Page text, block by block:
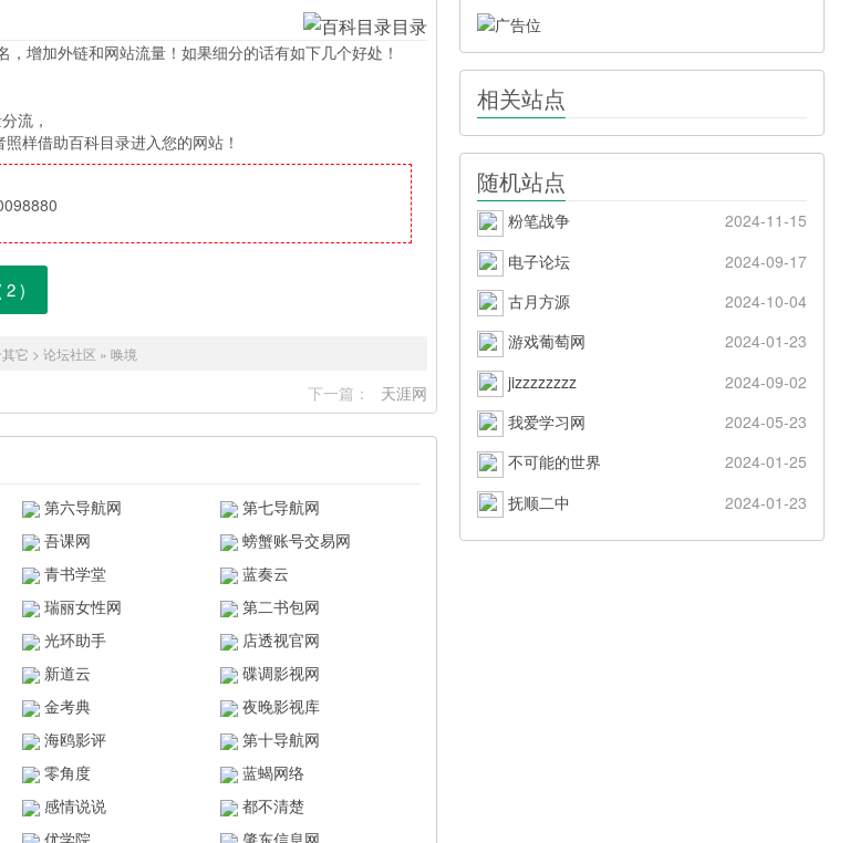
增加外链和网站流量！如果细分的话有如下几个好处！
流，
样借助百科目录进入您的网站！
2)
它 > 论坛社区 » 唤境
下一篇： 天涯网
第六导航网
第七导航网
吾课网
螃蟹账号交易网
青书学堂
蓝奏云
瑞丽女性网
第二书包网
光环助手
店透视官网
新道云
碟调影视网
金考典
夜晚影视库
海鸥影评
第十导航网
零角度
蓝蝎网络
感情说说
都不清楚
相关站点
随机站点
粉笔战争
2024-11-15
电子论坛
2024-09-17
古月方源
2024-10-04
游戏葡萄网
2024-01-23
jizzzzzzzz
2024-09-02
我爱学习网
2024-05-23
不可能的世界
2024-01-25
抚顺二中
2024-01-23